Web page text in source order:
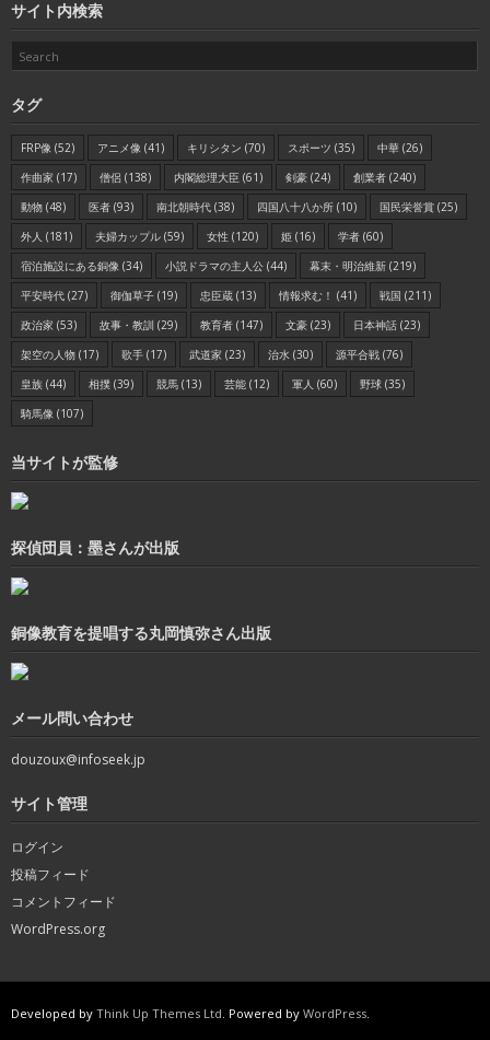
サイト内検索
タグ
FRP像 (52) アニメ像 (41) キリシタン (70) スポーツ (35) 中華 (26)
作曲家 (17) 僧侶 (138) 内閣総理大臣 (61) 剣豪 (24) 創業者 (240)
動物 (48) 医者 (93) 南北朝時代 (38) 四国八十八か所 (10) 国民栄誉賞 (25)
外人 (181) 夫婦カップル (59) 女性 (120) 姫 (16) 学者 (60)
宿泊施設にある銅像 (34) 小説ドラマの主人公 (44) 幕末・明治維新 (219)
平安時代 (27) 御伽草子 (19) 忠臣蔵 (13) 情報求む！ (41) 戦国 (211)
政治家 (53) 故事・教訓 (29) 教育者 (147) 文豪 (23) 日本神話 (23)
架空の人物 (17) 歌手 (17) 武道家 (23) 治水 (30) 源平合戦 (76)
皇族 (44) 相撲 (39) 競馬 (13) 芸能 (12) 軍人 (60) 野球 (35)
騎馬像 (107)
当サイトが監修
探偵団員：墨さんが出版
銅像教育を提唱する丸岡慎弥さん出版
メール問い合わせ
douzoux@infoseek.jp
サイト管理
ログイン
投稿フィード
コメントフィード
WordPress.org
Developed by Think Up Themes Ltd. Powered by WordPress.